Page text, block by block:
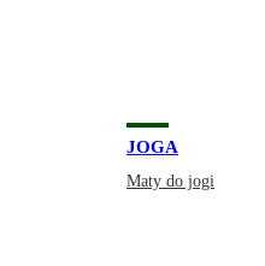
JOGA
Maty do jogi